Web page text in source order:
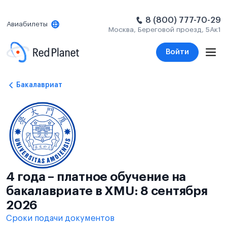
Авиабилеты 8 (800) 777-70-29
Москва, Береговой проезд, 5Ак1
Войти
Бакалавриат
4 года – платное обучение на
бакалавриате в XMU: 8 сентября
2026
Сроки подачи документов